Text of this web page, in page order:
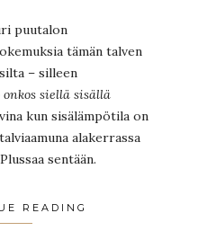
puutalon
tämän talven
– silleen
onkos siellä sisällä
kun sisälämpötila on
alakerrassa
sentään.
READING